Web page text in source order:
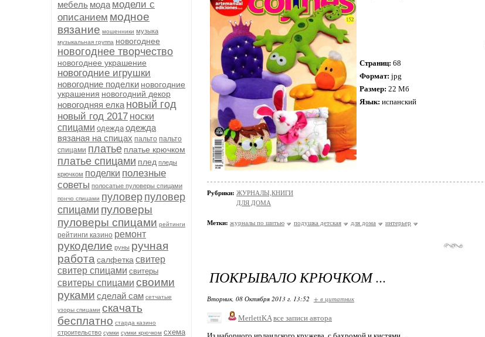
мебель мода модели с
описанием модное
вязание мошенники музыка
музыкальная группа новогоднее
новогоднее творчество
новогоднее украшение
новогодние игрушки
новогодние поделки новогодние
украшения новогодний декор
новогодняя елка новый год
новый год 2017 носки
спицами одежда одежда
вязаная на спицах пальто пальто
спицами платье платье крючком
платье спицами плед пледы
крючком поделки полезные
советы полосатые пуловеры спицами
пончо спицами пуловер пуловер
спицами пуловеры
пуловеры спицами рейтинги
рейтинги казино ремонт
рукоделие руны ручная
работа салфетка свитер
свитер спицами свитеры
свитеры спицами своими
руками сделай сам сетчатые
узоры спицами скачать
бесплатно старда казино
строительство сумки сумки крючком схема
Страниц: 68
Формат: jpg
Размер: 22 Мб
Язык: испанский
Рубрики: ЖУРНАЛЫ,КНИГИ
ДЛЯ ДОМА
Метки: журналы по шитью подушка детская для дома интерьер
ПОКРЫВАЛО КРЮЧКОМ ...
Вторник, 08 Октября 2013 г. 13:52 + в цитатник
MerlettKA все записи автора